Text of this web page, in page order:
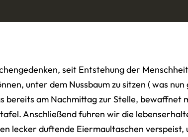
seit Entstehung der
unter dem Nussbaum zu sitzen ( was
am Nachmittag zur Stelle, bewaffnet
Anschließend fuhren wir die
lecker duftende Eiermaultaschen verspeist,